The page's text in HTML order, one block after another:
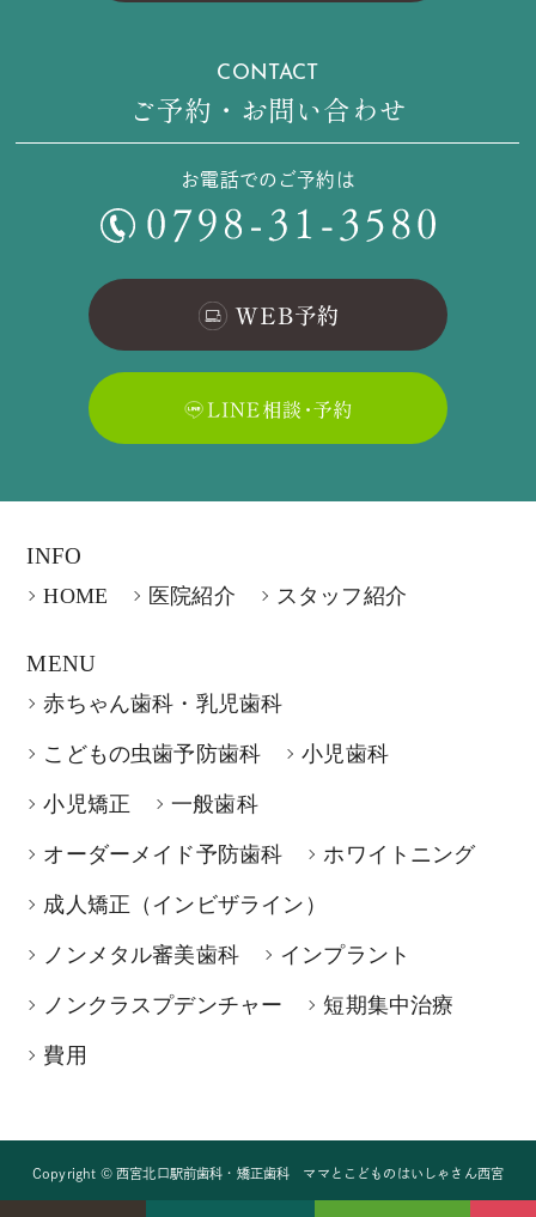
CONTACT
ご予約・お問い合わせ
お電話でのご予約は
INFO
HOME 医院紹介 スタッフ紹介
MENU
赤ちゃん歯科・乳児歯科
こどもの虫歯予防歯科 小児歯科
小児矯正 一般歯科
オーダーメイド予防歯科 ホワイトニング
成人矯正（インビザライン）
ノンメタル審美歯科 インプラント
ノンクラスプデンチャー 短期集中治療
費用
Copyright © 西宮北口駅前歯科・矯正歯科 ママとこどものはいしゃさん西宮